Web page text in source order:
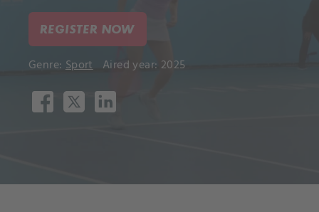
REGISTER NOW
Genre: Sport Aired year: 2025